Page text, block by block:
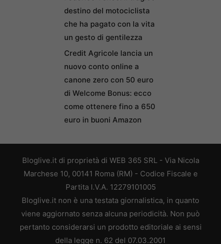
destino del motociclista
che ha pagato con la vita
un gesto di gentilezza
Credit Agricole lancia un
nuovo conto online a
canone zero con 50 euro
di Welcome Bonus: ecco
come ottenere fino a 650
euro in buoni Amazon
Bloglive.it di proprietà di WEB 365 SRL - Via Nicola
Marchese 10, 00141 Roma (RM) - Codice Fiscale e
Partita I.V.A. 12279101005
Bloglive.it non è una testata giornalistica, in quanto
viene aggiornato senza alcuna periodicità. Non può
pertanto considerarsi un prodotto editoriale ai sensi
della legge n. 62 del 07.03.2001